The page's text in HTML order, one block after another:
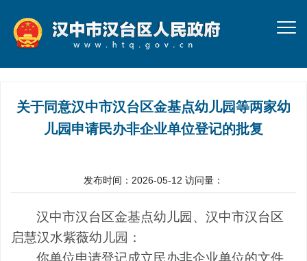
关于同意汉中市汉台区金基点幼儿园等两家幼
儿园申请民办非企业单位登记的批复
发布时间：2026-05-12 访问量：
汉中市汉台区金基点幼儿园、汉中市汉台区
启慧汉水紫薇幼儿园：
你单位申请登记成立民办非企业单位的文件